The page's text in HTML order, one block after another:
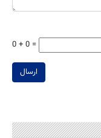
0 + 0 =
ارسال